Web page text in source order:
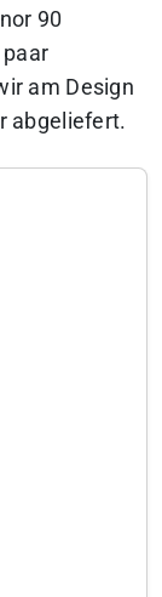
90
am Design
abgeliefert.